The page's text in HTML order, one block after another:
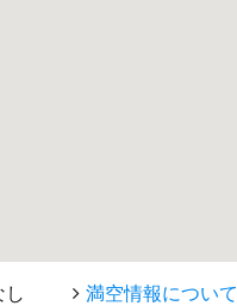
満空情報について